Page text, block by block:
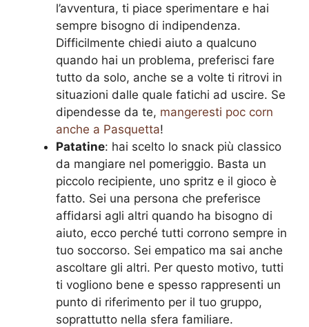
l’avventura, ti piace sperimentare e hai
sempre bisogno di indipendenza.
Difficilmente chiedi aiuto a qualcuno
quando hai un problema, preferisci fare
tutto da solo, anche se a volte ti ritrovi in
situazioni dalle quale fatichi ad uscire. Se
dipendesse da te, mangeresti poc corn
anche a Pasquetta!
Patatine: hai scelto lo snack più classico
da mangiare nel pomeriggio. Basta un
piccolo recipiente, uno spritz e il gioco è
fatto. Sei una persona che preferisce
affidarsi agli altri quando ha bisogno di
aiuto, ecco perché tutti corrono sempre in
tuo soccorso. Sei empatico ma sai anche
ascoltare gli altri. Per questo motivo, tutti
ti vogliono bene e spesso rappresenti un
punto di riferimento per il tuo gruppo,
soprattutto nella sfera familiare.